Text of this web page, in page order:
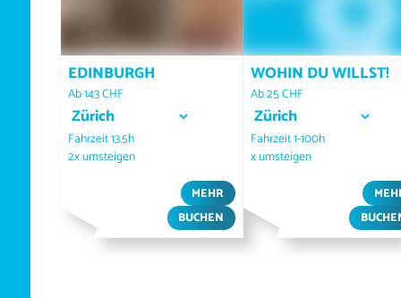
EDINBURGH
Ab 143 CHF
Abfahrtsort auswählen
Fahrzeit 13.5h
2x umsteigen
MEHR
BUCHEN
WOHIN DU WILLST!
Ab 25 CHF
Abfahrtsort auswählen
Fahrzeit 1-100h
x umsteigen